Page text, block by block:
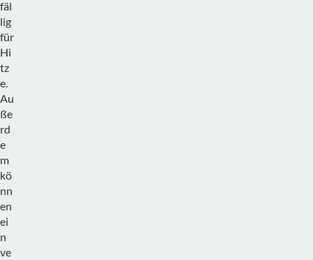
fäl
lig
für
Hi
tz
e.
Au
ße
rd
e
m
kö
nn
en
ei
n
ve